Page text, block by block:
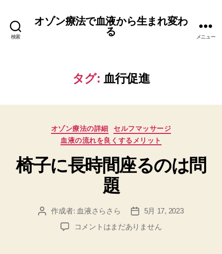
検索
オゾン療法で血液から生まれ変わ
る
メニュー
タグ: 血行促進
カ
テ
リ
ー
オゾン療法の詳細
セルフマッサージ
血液の流れを良くするメリット
椅子に長時間座るのは問
題
投
作成者: 血液さらさら
投
稿
日
5月 17, 2023
椅
コメントはまだありません